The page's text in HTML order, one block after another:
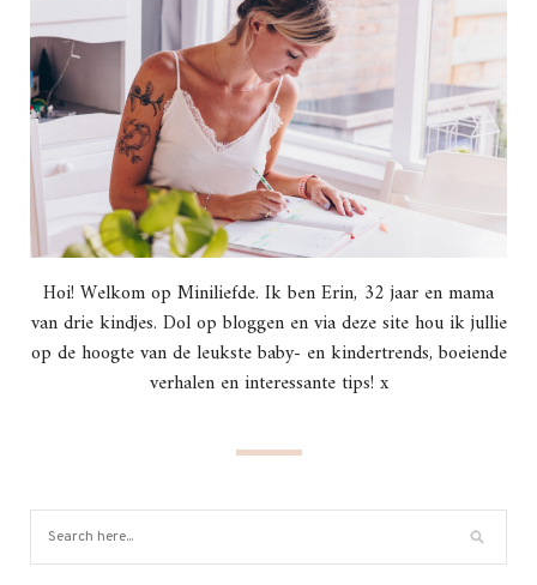
Hoi! Welkom op Miniliefde. Ik ben Erin, 32 jaar en mama
van drie kindjes. Dol op bloggen en via deze site hou ik jullie
op de hoogte van de leukste baby- en kindertrends, boeiende
verhalen en interessante tips! x